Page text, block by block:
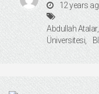
12 years
Abdullah Atalar
Üniversitesi